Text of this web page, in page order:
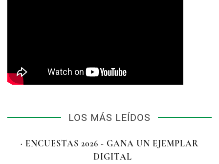
LOS MÁS LEÍDOS
· ENCUESTAS 2026 - GANA UN EJEMPLAR
DIGITAL